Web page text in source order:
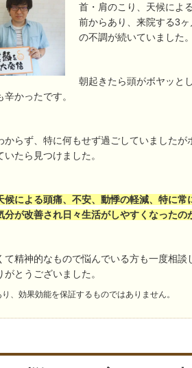
首・肩のこり、天候によ
前からあり、来院する3
の不調が続いていました
朝起きたら頭がボヤッと
かったです。
からず、特に何もせず過ごしていました
たら見つけました。
候による頭痛、不安、動悸の軽減、特に常
分が改善され日々生活がしやすくなったの
て精神的なもので悩んでいる方も一度相談
がとうございました。
、効果効能を保証するものではありません。